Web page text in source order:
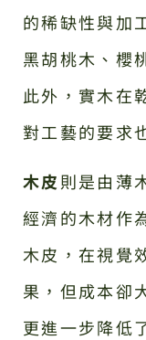
的稀缺性與加
黑胡桃木、櫻
此外，實木在
對工藝的要求
木皮則是由薄
經濟的木材作
木皮，在視覺
果，但成本卻
更進一步降低